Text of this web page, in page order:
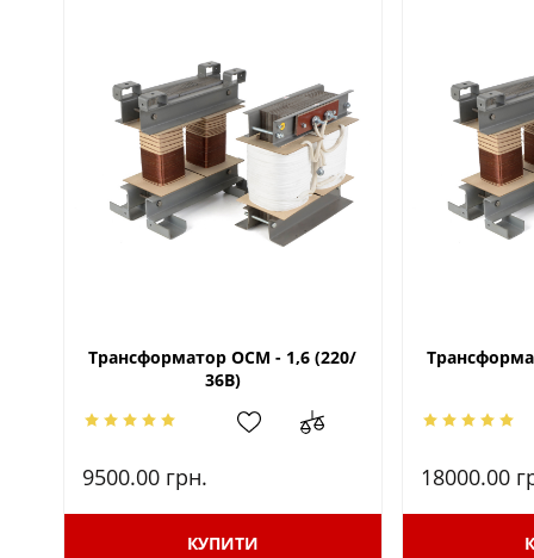
Трансформатор ОСМ - 1,6 (220/
36В)
9500.00 грн.
КУПИТИ
18000.00